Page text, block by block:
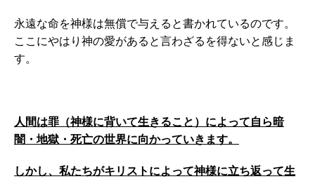
永遠な命を神様は無償で与えると書かれているのです。
ここにやはり神の愛があると言わざるを得ないと感じま
す。
人間は罪（神様に背いて生きること）によって自ら暗
闇・地獄・死亡の世界に向かっていきます。
しかし、私たちがキリストによって神様に立ち返って生